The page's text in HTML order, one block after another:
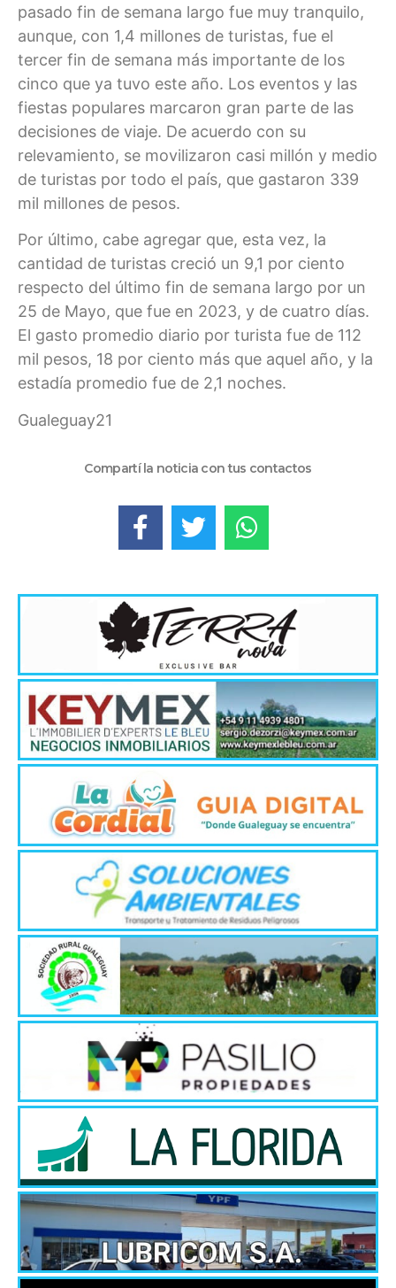
pasado fin de semana largo fue muy tranquilo,
aunque, con 1,4 millones de turistas, fue el
tercer fin de semana más importante de los
cinco que ya tuvo este año. Los eventos y las
fiestas populares marcaron gran parte de las
decisiones de viaje. De acuerdo con su
relevamiento, se movilizaron casi millón y medio
de turistas por todo el país, que gastaron 339
mil millones de pesos.
Por último, cabe agregar que, esta vez, la
cantidad de turistas creció un 9,1 por ciento
respecto del último fin de semana largo por un
25 de Mayo, que fue en 2023, y de cuatro días.
El gasto promedio diario por turista fue de 112
mil pesos, 18 por ciento más que aquel año, y la
estadía promedio fue de 2,1 noches.
Gualeguay21
Compartí la noticia con tus contactos